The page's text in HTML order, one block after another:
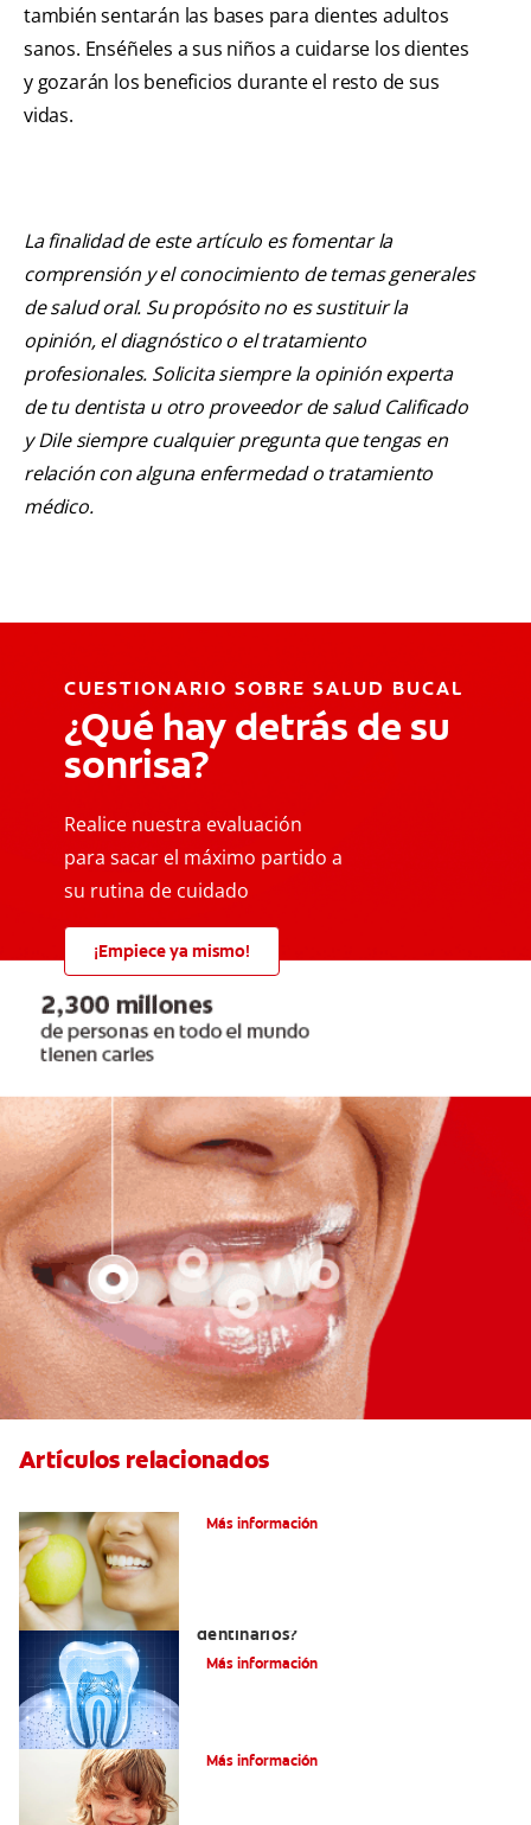
también sentarán las bases para dientes adultos
sanos. Enséñeles a sus niños a cuidarse los dientes
y gozarán los beneficios durante el resto de sus
vidas.
La finalidad de este artículo es fomentar la
comprensión y el conocimiento de temas generales
de salud oral. Su propósito no es sustituir la
opinión, el diagnóstico o el tratamiento
profesionales. Solicita siempre la opinión experta
de tu dentista u otro proveedor de salud Calificado
y Dile siempre cualquier pregunta que tengas en
relación con alguna enfermedad o tratamiento
médico.
CUESTIONARIO SOBRE SALUD BUCAL
¿Qué hay detrás de su
sonrisa?
Realice nuestra evaluación
para sacar el máximo partido a
su rutina de cuidado
¡Empiece ya mismo!
Artículos relacionados
Más información
dentinarios?
Más información
Más información